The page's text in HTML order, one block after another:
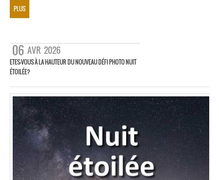
PLUS
06 AVR 2026
ETES-VOUS À LA HAUTEUR DU NOUVEAU DÉFI PHOTO NUIT
ÉTOILÉE?